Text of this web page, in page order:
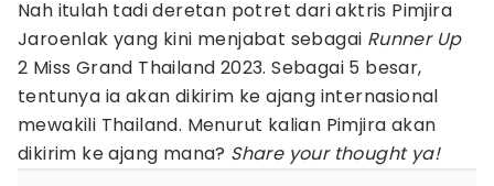
Nah itulah tadi deretan potret dari aktris Pimjira
Jaroenlak yang kini menjabat sebagai Runner Up
2 Miss Grand Thailand 2023. Sebagai 5 besar,
tentunya ia akan dikirim ke ajang internasional
mewakili Thailand. Menurut kalian Pimjira akan
dikirim ke ajang mana? Share your thought ya!